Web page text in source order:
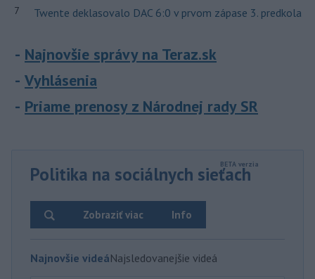
7 Twente deklasovalo DAC 6:0 v prvom zápase 3. predkola
Najnovšie správy na Teraz.sk
Vyhlásenia
Priame prenosy z Národnej rady SR
Politika na sociálnych sieťach
Info
Zobraziť viac
Najnovšie videáNajsledovanejšie videá